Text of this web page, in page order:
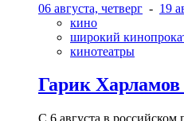
06 августа, четверг - 19
кино
широкий
кинотеатры
Гарик Харламов